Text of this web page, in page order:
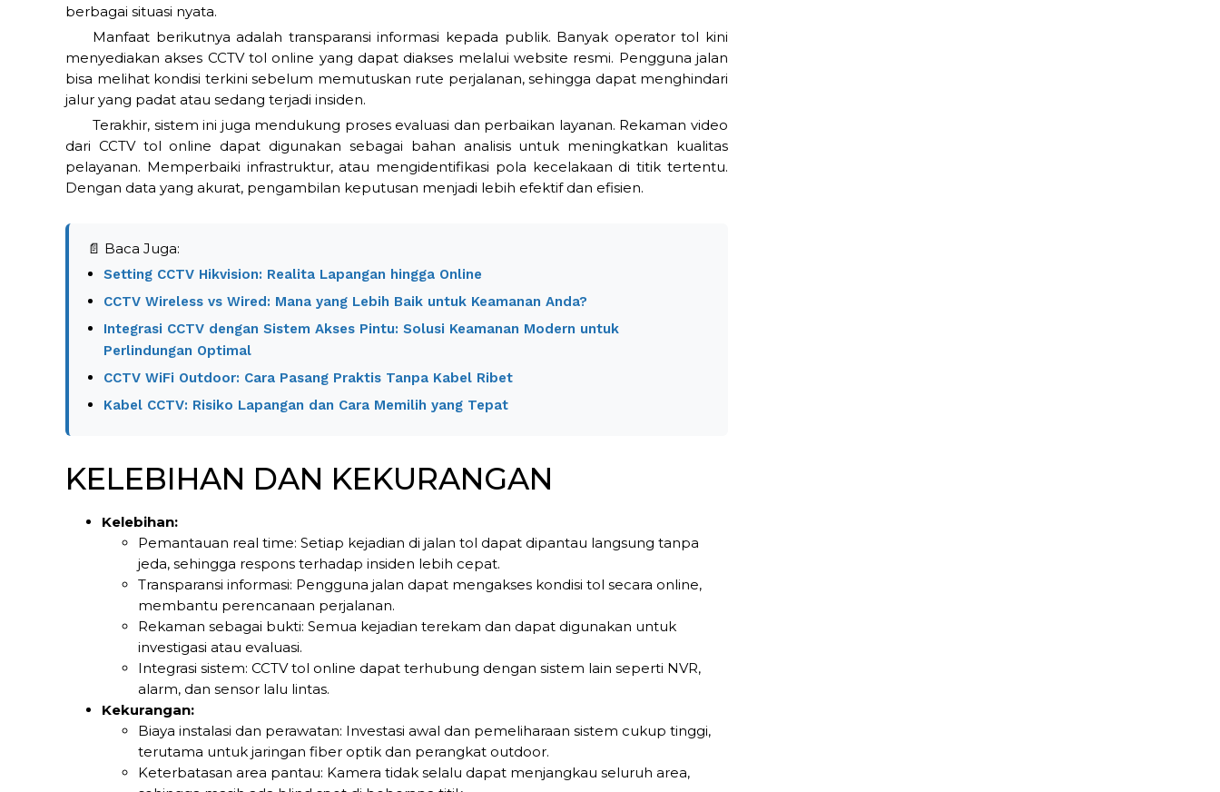
berbagai situasi nyata.
Manfaat berikutnya adalah transparansi informasi kepada publik. Banyak operator tol kini
menyediakan akses CCTV tol online yang dapat diakses melalui website resmi. Pengguna jalan
bisa melihat kondisi terkini sebelum memutuskan rute perjalanan, sehingga dapat menghindari
jalur yang padat atau sedang terjadi insiden.
Terakhir, sistem ini juga mendukung proses evaluasi dan perbaikan layanan. Rekaman video
dari CCTV tol online dapat digunakan sebagai bahan analisis untuk meningkatkan kualitas
pelayanan. Memperbaiki infrastruktur, atau mengidentifikasi pola kecelakaan di titik tertentu.
Dengan data yang akurat, pengambilan keputusan menjadi lebih efektif dan efisien.
📄 Baca Juga:
Setting CCTV Hikvision: Realita Lapangan hingga Online
CCTV Wireless vs Wired: Mana yang Lebih Baik untuk Keamanan Anda?
Integrasi CCTV dengan Sistem Akses Pintu: Solusi Keamanan Modern untuk
Perlindungan Optimal
CCTV WiFi Outdoor: Cara Pasang Praktis Tanpa Kabel Ribet
Kabel CCTV: Risiko Lapangan dan Cara Memilih yang Tepat
KELEBIHAN DAN KEKURANGAN
Kelebihan:
Pemantauan real time: Setiap kejadian di jalan tol dapat dipantau langsung tanpa
jeda, sehingga respons terhadap insiden lebih cepat.
Transparansi informasi: Pengguna jalan dapat mengakses kondisi tol secara online,
membantu perencanaan perjalanan.
Rekaman sebagai bukti: Semua kejadian terekam dan dapat digunakan untuk
investigasi atau evaluasi.
Integrasi sistem: CCTV tol online dapat terhubung dengan sistem lain seperti NVR,
alarm, dan sensor lalu lintas.
Kekurangan:
Biaya instalasi dan perawatan: Investasi awal dan pemeliharaan sistem cukup tinggi,
terutama untuk jaringan fiber optik dan perangkat outdoor.
Keterbatasan area pantau: Kamera tidak selalu dapat menjangkau seluruh area,